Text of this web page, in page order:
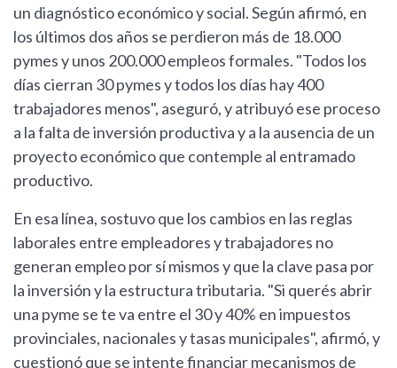
un diagnóstico económico y social. Según afirmó, en
los últimos dos años se perdieron más de 18.000
pymes y unos 200.000 empleos formales. "Todos los
días cierran 30 pymes y todos los días hay 400
trabajadores menos", aseguró, y atribuyó ese proceso
a la falta de inversión productiva y a la ausencia de un
proyecto económico que contemple al entramado
productivo.
En esa línea, sostuvo que los cambios en las reglas
laborales entre empleadores y trabajadores no
generan empleo por sí mismos y que la clave pasa por
la inversión y la estructura tributaria. "Si querés abrir
una pyme se te va entre el 30 y 40% en impuestos
provinciales, nacionales y tasas municipales", afirmó, y
cuestionó que se intente financiar mecanismos de